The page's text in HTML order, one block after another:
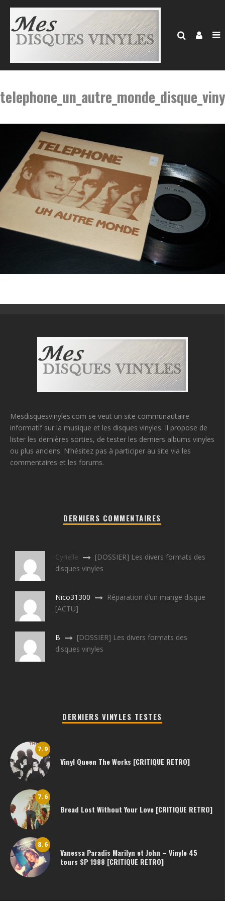
Mesdisquesvinyles.com se veut un site communautaire
informatif sur la musique et les disques vinyles. Il propose de
lister les dernières sorties, de tester les derniers albums vinyles
ou plus anciens. N’hésitez pas à participer au site via les
commentaires et les forums.
DERNIERS COMMENTAIRES
Cyrielle
[DOSSIER] Les divers formats des
disques vinyles
Nico31300
Réparation d’un mange disque
[ACTU]
B
[DOSSIER] Les divers formats des
disques vinyles
DERNIERS VINYLES TESTES
7.9
Vinyl Queen The Works [CRITIQUE RETRO]
7.6
Bread Lost Without Your Love [CRITIQUE RETRO]
8.6
Vanessa Paradis Marilyn et John – Vinyle 45
tours SP 1988 [CRITIQUE RETRO]